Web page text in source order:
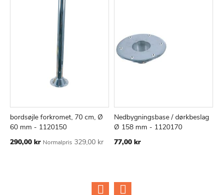
Læg i kurv
TILFØJ
ØNSKE
SAMMENLIGN
bordsøjle forkromet, 70 cm, Ø
60 mm - 1120150
Tilbudspris
290,00 kr Normalpris 329,00 kr
Læg i kurv
TILFØJ
Nedbygningsbase / dørkbeslag
Ø 158 mm - 1120170
77,00 kr